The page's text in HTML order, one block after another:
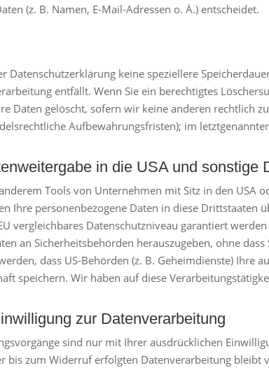
(z. B. Namen, E-Mail-Adressen o. Ä.) entscheidet.
Datenschutzerklärung keine speziellere
entfällt. Wenn Sie ein berechtigtes
Daten gelöscht, sofern wir keine anderen rechtlich
Aufbewahrungsfristen); im
in die USA und sonstige
Tools von Unternehmen mit Sitz in den USA
Ihre personenbezogene Daten in diese
vergleichbares Datenschutzniveau garantiert
an Sicherheitsbehörden herauszugeben, ohne
dass US-Behörden (z. B. Geheimdienste) Ihre
speichern. Wir haben auf diese
zur Datenverarbeitung
sind nur mit Ihrer ausdrücklichen
bis zum Widerruf erfolgten Datenverarbeitung bleibt